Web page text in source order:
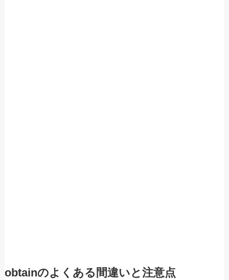
obtainのよくある間違いと注意点